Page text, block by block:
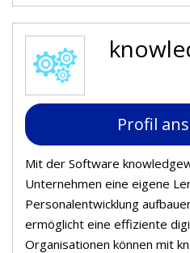
Profil
Mit der Software
Unternehmen eine eigene
Personalentwicklung
ermöglicht eine effiziente
Organisationen können mit